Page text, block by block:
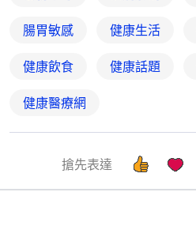
腸胃敏感 健康生活
健康飲食 健康話題
健康醫療網
搶先表達